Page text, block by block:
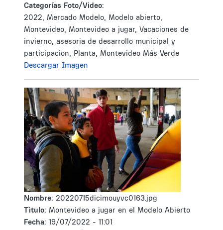
Categorías Foto/Video:
2022, Mercado Modelo, Modelo abierto,
Montevideo, Montevideo a jugar, Vacaciones de
invierno, asesoria de desarrollo municipal y
participacion, Planta, Montevideo Más Verde
Descargar Imagen
Nombre: 20220715dicimouyvc0163.jpg
Tìtulo: Montevideo a jugar en el Modelo Abierto
Fecha: 19/07/2022 - 11:01